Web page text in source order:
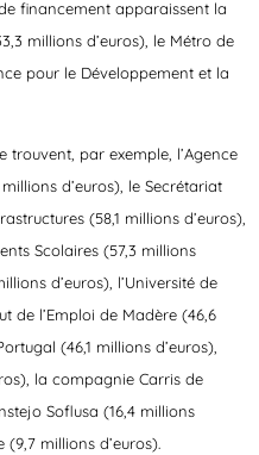
financement apparaissent la
millions d’euros), le Métro de
pour le Développement et la
trouvent, par exemple, l’Agence
d’euros), le Secrétariat
(58,1 millions d’euros),
Scolaires (57,3 millions
d’euros), l’Université de
de l’Emploi de Madère (46,6
(46,1 millions d’euros),
la compagnie Carris de
Soflusa (16,4 millions
(9,7 millions d’euros).